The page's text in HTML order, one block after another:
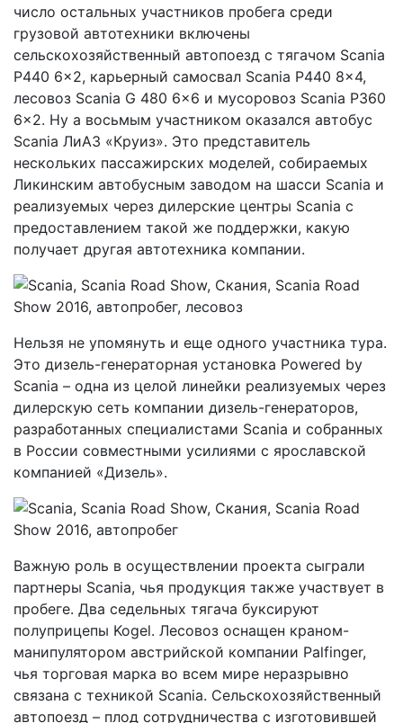
число остальных участников пробега среди
грузовой автотехники включены
сельскохозяйственный автопоезд с тягачом Scania
P440 6x2, карьерный самосвал Scania P440 8x4,
лесовоз Scania G 480 6x6 и мусоровоз Scania P360
6x2. Ну а восьмым участником оказался автобус
Scania ЛиАЗ «Круиз». Это представитель
нескольких пассажирских моделей, собираемых
Ликинским автобусным заводом на шасси Scania и
реализуемых через дилерские центры Scania с
предоставлением такой же поддержки, какую
получает другая автотехника компании.
Нельзя не упомянуть и еще одного участника тура.
Это дизель-генераторная установка Powered by
Scania – одна из целой линейки реализуемых через
дилерскую сеть компании дизель-генераторов,
разработанных специалистами Scania и собранных
в России совместными усилиями с ярославской
компанией «Дизель».
Важную роль в осуществлении проекта сыграли
партнеры Scania, чья продукция также участвует в
пробеге. Два седельных тягача буксируют
полуприцепы Kogel. Лесовоз оснащен краном-
манипулятором австрийской компании Palfinger,
чья торговая марка во всем мире неразрывно
связана с техникой Scania. Сельскохозяйственный
автопоезд – плод сотрудничества с изготовившей